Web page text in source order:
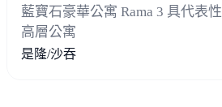
藍寶石豪華公寓 Rama 3 具代表
高層公寓
是隆/沙吞